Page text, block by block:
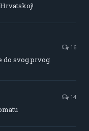
16
do svog prvog
14